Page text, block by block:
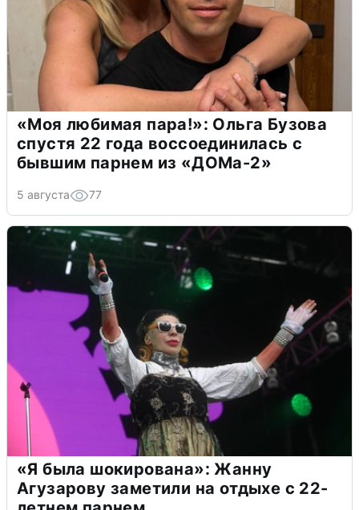
«Моя любимая пара!»: Ольга Бузова
спустя 22 года воссоединилась с
бывшим парнем из «ДОМа-2»
5 августа 77
«Я была шокирована»: Жанну
Агузарову заметили на отдыхе с 22-